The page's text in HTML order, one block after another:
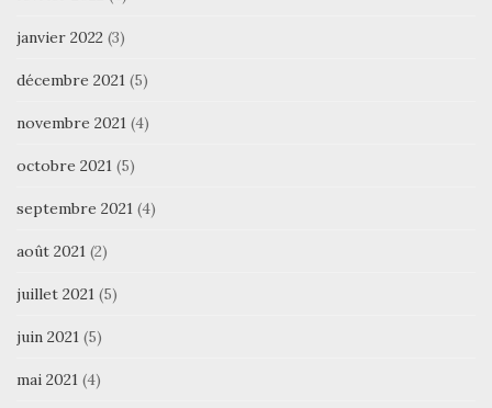
janvier 2022 (3)
décembre 2021 (5)
novembre 2021 (4)
octobre 2021 (5)
septembre 2021 (4)
août 2021 (2)
juillet 2021 (5)
juin 2021 (5)
mai 2021 (4)